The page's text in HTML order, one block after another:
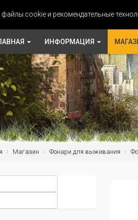
cookie и рекомендательные
ИНФОРМАЦИЯ
Магазин Фонари для выживания